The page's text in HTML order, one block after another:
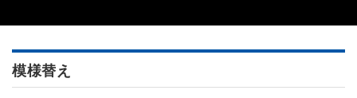
模様替え